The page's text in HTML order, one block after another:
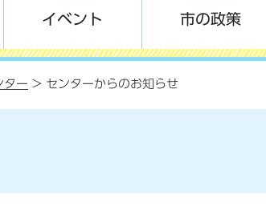
イベント 市の政策
ター > センターからのお知らせ